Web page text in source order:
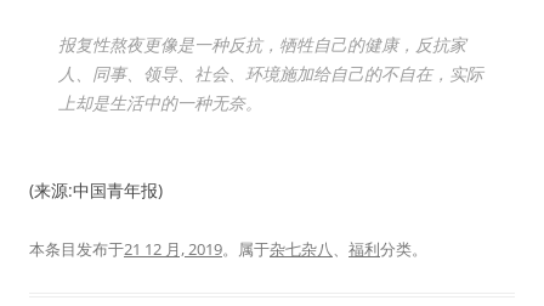
报复性熬夜更像是一种反抗，牺牲自己的健康，反抗家
人、同事、领导、社会、环境施加给自己的不自在，实际
上却是生活中的一种无奈。
(来源:中国青年报)
本条目发布于21 12 月, 2019。属于杂七杂八、 福利分类。